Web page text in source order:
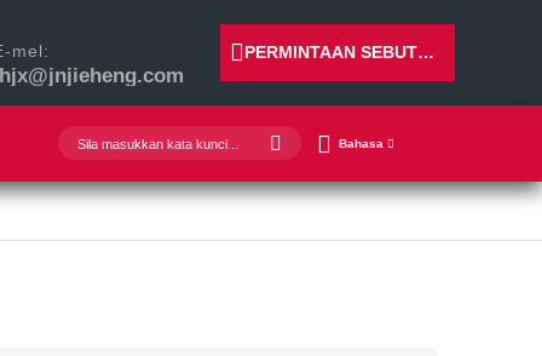
mel: PERMINTAAN SEBUTHARGA
Bahasa